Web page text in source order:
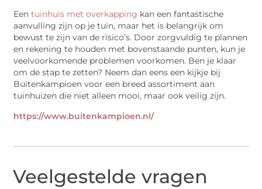
Eentuinhuis met overkapping kan een fantastische
aanvulling zijn op je tuin, maar het is belangrijk om
bewust te zijn van de risico’s. Door zorgvuldig te plannen
en rekening te houden met bovenstaande punten, kun je
veelvoorkomende problemen voorkomen. Ben je klaar
om de stap te zetten? Neem dan eens een kijkje bij
Buitenkampioen voor een breed assortiment aan
tuinhuizen die niet alleen mooi, maar ook veilig zijn.
https://www.buitenkampioen.nl/
Veelgestelde vragen